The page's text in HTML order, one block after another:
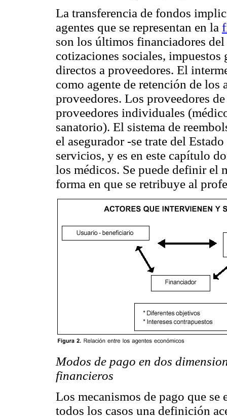
La transferencia de fondos
agentes que se representan en la
son los últimos financiadores del
cotizaciones sociales, impuestos
directos a proveedores. El
como agente de retención de los
proveedores. Los proveedores
proveedores individuales
sanatorio). El sistema de
el asegurador -se trate del
servicios, y es en este capítulo
los médicos. Se puede definir el
forma en que se retribuye al
Modos de pago en dos
financieros
Los mecanismos de pago que se
todos los casos una definición